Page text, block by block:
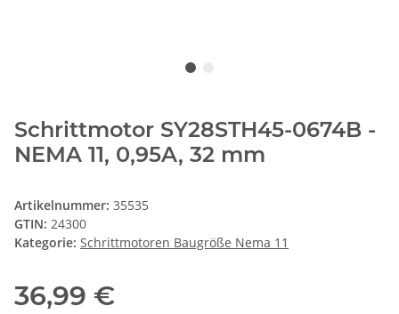
Schrittmotor SY28STH45-0674B -
NEMA 11, 0,95A, 32 mm
Artikelnummer: 35535
GTIN: 24300
Kategorie: Schrittmotoren Baugröße Nema 11
36,99 €